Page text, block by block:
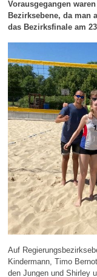
Vorausgegangen
Bezirksebene, da man
das Bezirksfinale am
Auf
Kindermann, Timo
den Jungen und Shirley